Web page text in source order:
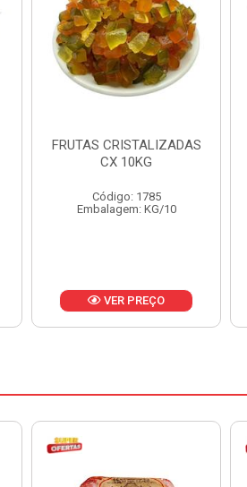
MARGARINA PRIMOR
BALDE 3KG
Código: 1801
Embalagem: BD/1
VER PREÇO